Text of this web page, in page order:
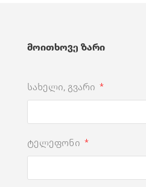
მოითხოვე ზარი
სახელი, გვარი
ტელეფონი